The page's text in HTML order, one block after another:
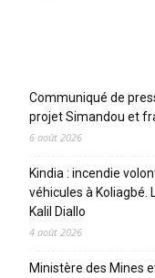
Communiqué de
projet Simandou et
6 août 2026
Kindia : incendie
véhicules à Koliagbé.
Kalil Diallo
4 août 2026
Ministère des Mines